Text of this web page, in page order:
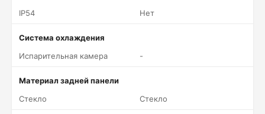
IP54
Нет
Система охлаждения
Испарительная камера
-
Материал задней панели
Стекло
Стекло